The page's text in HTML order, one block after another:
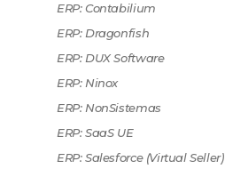
ERP: Contabilium
ERP: Dragonfish
ERP: DUX Software
ERP: Ninox
ERP: NonSistemas
ERP: SaaS UE
ERP: Salesforce (Virtual Seller)